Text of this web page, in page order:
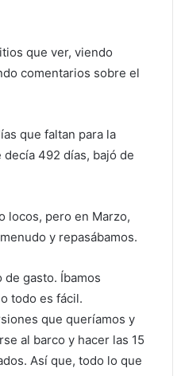
que ver, viendo
comentarios sobre el
que faltan para la
492 días, bajó de
locos, pero en Marzo,
y repasábamos.
gasto. Íbamos
todo es fácil.
que queríamos y
al barco y hacer las 15
Así que, todo lo que